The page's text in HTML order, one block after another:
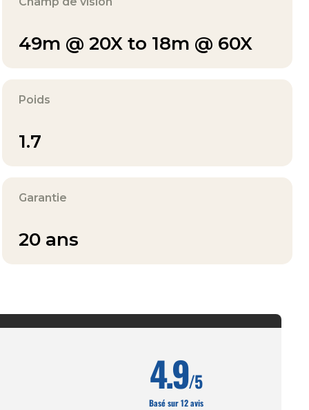
49m @ 20X to 18m @ 60X
Poids
1.7
Garantie
20 ans
4.9/5
Basé sur 12 avis